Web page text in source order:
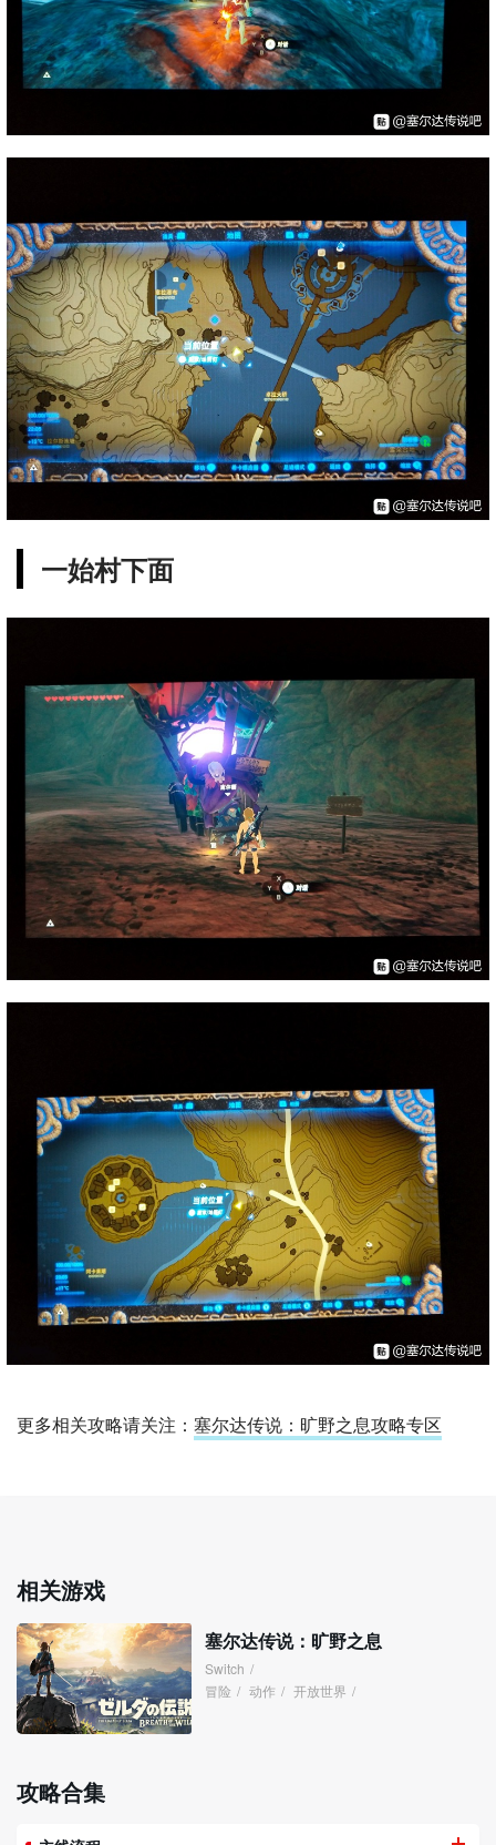
一始村下面
更多相关攻略请关注： 塞尔达传说：旷野之息攻略专区
相关游戏
塞尔达传说：旷野之息
Switch /
冒险 / 动作 / 开放世界 /
攻略合集